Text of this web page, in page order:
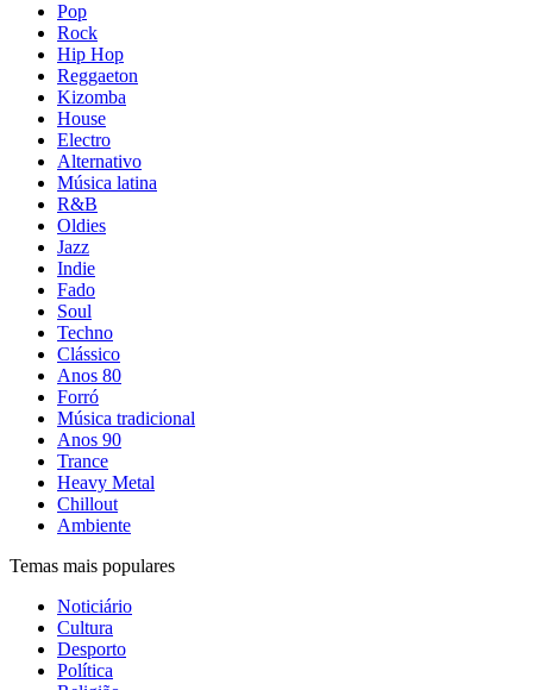
Pop
Rock
Hip Hop
Reggaeton
Kizomba
House
Electro
Alternativo
Música latina
R&B
Oldies
Jazz
Indie
Fado
Soul
Techno
Clássico
Anos 80
Forró
Música tradicional
Anos 90
Trance
Heavy Metal
Chillout
Ambiente
Temas mais populares
Noticiário
Cultura
Desporto
Política